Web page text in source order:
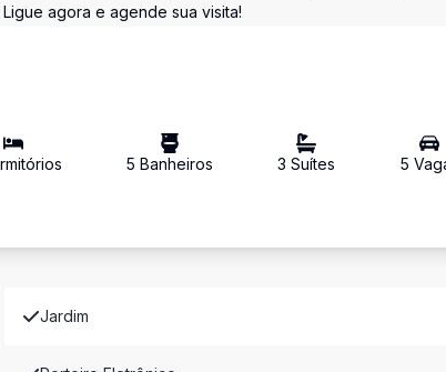
agora e agende sua visita!
s 5 Banheiros 3 Suítes 5
Jardim